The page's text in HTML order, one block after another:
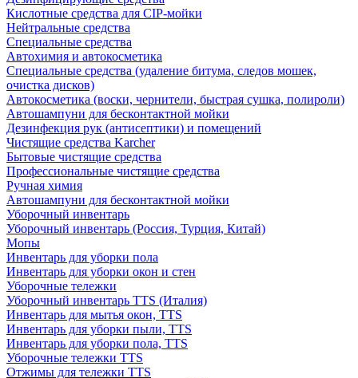
Кислотные средства для CIP-мойки
Нейтральные средства
Специальные средства
Автохимия и автокосметика
Специальные средства (удаление битума, следов мошек,
очистка дисков)
Автокосметика (воски, чернители, быстрая сушка, полироли)
Автошампуни для бесконтактной мойки
Дезинфекция рук (антисептики) и помещений
Чистящие средства Karcher
Бытовые чистящие средства
Профессиональные чистящие средства
Ручная химия
Автошампуни для бесконтактной мойки
Уборочный инвентарь
Уборочный инвентарь (Россия, Турция, Китай)
Мопы
Инвентарь для уборки пола
Инвентарь для уборки окон и стен
Уборочные тележки
Уборочный инвентарь TTS (Италия)
Инвентарь для мытья окон, TTS
Инвентарь для уборки пыли, TTS
Инвентарь для уборки пола, TTS
Уборочные тележки TTS
Отжимы для тележки TTS